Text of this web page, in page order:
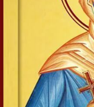
Fraților, lauda
noastre că
sfințenie și în
În vremea aceea
zic că nu